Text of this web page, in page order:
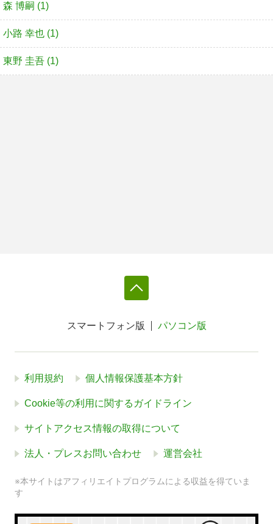
森 博嗣 (1)
小路 幸也 (1)
東野 圭吾 (1)
スマートフォン版 パソコン版
利用規約 個人情報保護基本方針
Cookie等の利用に関するガイドライン
サイトアクセス情報の取得について
法人・プレスお問い合わせ 運営会社
※本サイトはアフィリエイトプログラムによる収益を得ていま
す